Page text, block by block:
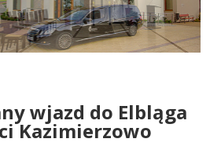
wjazd do Elbląga
Kazimierzowo